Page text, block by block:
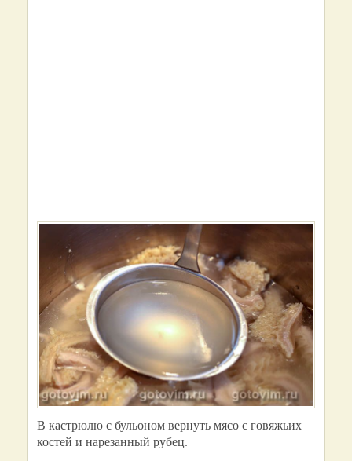
В кастрюлю с бульоном вернуть мясо с говяжьих
костей и нарезанный рубец.